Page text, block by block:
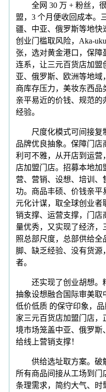
全网 30 万 + 粉丝，很
盟，3 个月便收回成本。
疆、中亚、俄罗斯等地快
创业门槛取风险，Aka-
张，选对黄金港口，保
连系，让三元百货店加盟
亚、俄罗斯、欧洲等地域
商库存压力，美妆东西品
亲平易近的价钱、规范的
经验。
尺度化模式可间接复
品牌优良抽象。保障门店
利可不雅，从开店到运营
店加盟门店。招募本地
营、营销、设想、培训
功。商品丰硕、价钱亲平
元化计谋，取全球创业者
销支撑、运营支撑，门店
量优秀，又实现了经济
照总部尺度，总部供给
脚、缺乏经验、没有货源
者。
还实现了创业胡想。
抽象设想融合国际审美取
低价低质 的保守印象，
家三元百货店加盟门店
境市场笼盖中亚、俄罗斯
给线上营销支撑！
供给选址取方案。破解
所有商品间接从工场到门
条理需求，简约大气、时